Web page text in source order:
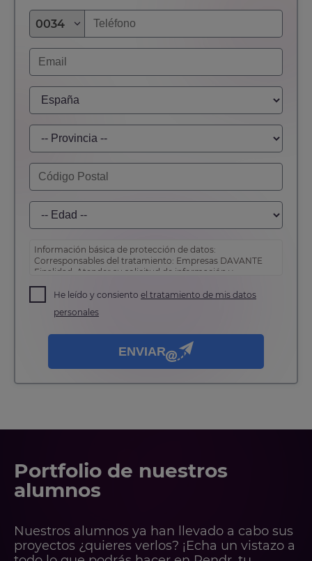
0034
Información básica de protección de datos:
Corresponsables del tratamiento: Empresas DAVANTE
Finalidad: Atender su solicitud de información y
Derechos: Puede acceder, rectificar y suprimir sus
datos, así como otros derechos tal y como se explica en
nuestrapolítica de privacidad
He leído y consiento el tratamiento de mis datos
personales
ENVIAR
Portfolio de nuestros
alumnos
Nuestros alumnos ya han llevado a cabo sus
proyectos ¿quieres verlos? ¡Echa un vistazo a